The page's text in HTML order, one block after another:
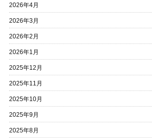
2026年4月
2026年3月
2026年2月
2026年1月
2025年12月
2025年11月
2025年10月
2025年9月
2025年8月